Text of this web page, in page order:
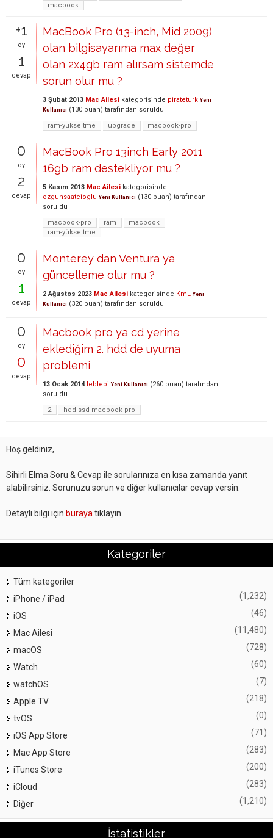
macbook
+1
oy
1
cevap
MacBook Pro (13-inch, Mid 2009)
olan bilgisayarıma max değer
olan 2x4gb ram alırsam sistemde
sorun olur mu ?
3 Şubat 2013 Mac Ailesi kategorisinde pirateturk Yeni
Kullanıcı (130 puan) tarafından soruldu
ram-yükseltme
upgrade macbook-pro
0
oy
2
cevap
MacBook Pro 13inch Early 2011
16gb ram destekliyor mu ?
5 Kasım 2013 Mac Ailesi kategorisinde
ozgunsaatcioglu Yeni Kullanıcı (130 puan) tarafından
soruldu
macbook-pro
ram
macbook
ram-yükseltme
0
oy
1
cevap
Monterey dan Ventura ya
güncelleme olur mu ?
2 Ağustos 2023 Mac Ailesi kategorisinde KmL Yeni
Kullanıcı (320 puan) tarafından soruldu
0
oy
0
cevap
Macbook pro ya cd yerine
eklediğim 2. hdd de uyuma
problemi
13 Ocak 2014 leblebi Yeni Kullanıcı (260 puan) tarafından
soruldu
2
hdd-ssd-macbook-pro
Hoş geldiniz,
Sihirli Elma Soru & Cevap ile sorularınıza en kısa zamanda yanıt
alabilirsiniz. Sorunuzu sorun ve diğer kullanıcılar cevap versin.
Detaylı bilgi için buraya tıklayın.
Kategoriler
Tüm kategoriler
iPhone / iPad
(1,232)
iOS (46)
Mac Ailesi (11,480)
macOS (728)
Watch (60)
watchOS (7)
Apple TV (218)
tvOS (0)
iOS App Store (71)
Mac App Store (283)
iTunes Store (200)
iCloud (283)
Diğer (1,210)
İstatistikler